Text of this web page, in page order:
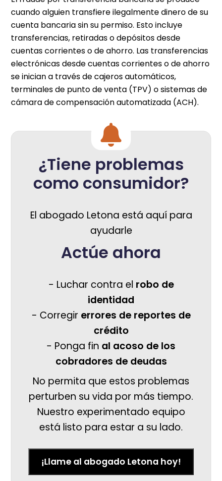
cuando alguien transfiere ilegalmente dinero de su
cuenta bancaria sin su permiso. Esto incluye
transferencias, retiradas o depósitos desde
cuentas corrientes o de ahorro. Las transferencias
electrónicas desde cuentas corrientes o de ahorro
se inician a través de cajeros automáticos,
terminales de punto de venta (TPV) o sistemas de
cámara de compensación automatizada (ACH).
¿Tiene problemas
como consumidor?
El abogado Letona está aquí para
ayudarle
Actúe ahora
- Luchar contra el robo de
identidad
- Corregir errores de reportes de
crédito
- Ponga fin al acoso de los
cobradores de deudas
No permita que estos problemas
perturben su vida por más tiempo.
Nuestro experimentado equipo
está listo para estar a su lado.
¡Llame al abogado Letona hoy!